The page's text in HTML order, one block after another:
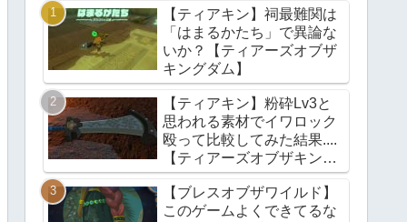
【ティアキン】祠最難関は
「はまるかたち」で異論な
いか？【ティアーズオブザ
キングダム】
【ティアキン】粉砕Lv3と
思われる素材でイワロック
殴って比較してみた結果....
【ティアーズオブザキング
ダム】
【ブレスオブザワイルド】
このゲームよくできてるな